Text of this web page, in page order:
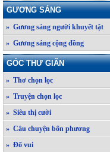
GƯƠNG SÁNG
» Gương sáng người khuyết tật
» Gương sáng cộng đồng
GÓC THƯ GIÃN
» Thơ chọn lọc
» Truyện chọn lọc
» Siêu thị cười
» Câu chuyện bốn phương
» Đố vui